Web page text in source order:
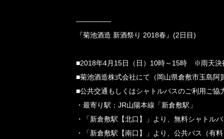
—————
『菊池酒造 新酒祭り 2018春』(2日目)
■2018年4月15日（日）10時～15時 ※雨天決
■菊池酒造株式会社にて（岡山県倉敷市玉島阿
■公共交通もしくはシャトルバスのご利用ご協
・最寄り駅：JR山陽本線「新倉敷駅」
・「新倉敷駅【北口】」より、 無料シャトル
・「新倉敷駅【南口】」より、公共バス（有